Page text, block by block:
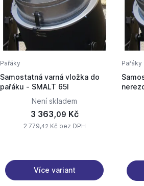
Pařáky
Samostatná varná vložka do
pařáku - SMALT 65l
Není skladem
3 363,09 Kč
2 779,42 Kč bez DPH
Více variant
Pařáky